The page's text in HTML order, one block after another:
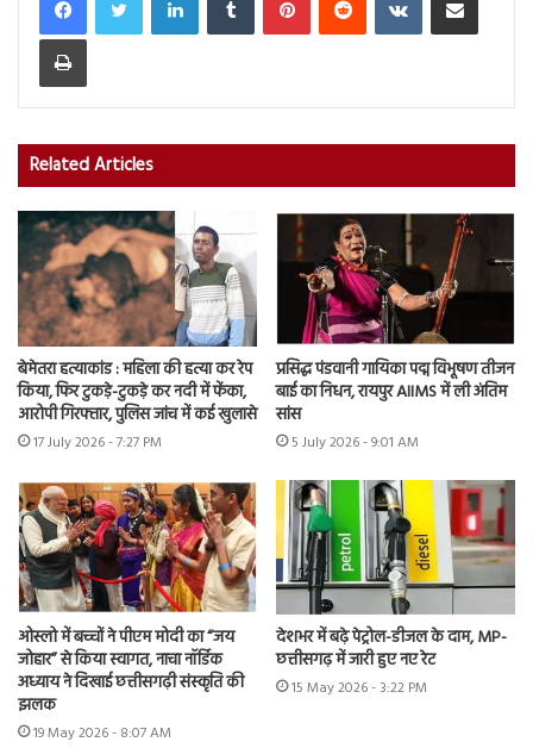
Print
Related Articles
बेमेतरा हत्याकांड : महिला की हत्या कर रेप
किया, फिर टुकड़े-टुकड़े कर नदी में फेंका,
आरोपी गिरफ्तार, पुलिस जांच में कई खुलासे
17 July 2026 - 7:27 PM
प्रसिद्ध पंडवानी गायिका पद्म विभूषण तीजन
बाई का निधन, रायपुर AIIMS में ली अंतिम
सांस
5 July 2026 - 9:01 AM
ओस्लो में बच्चों ने पीएम मोदी का “जय
जोहार” से किया स्वागत, नाचा नॉर्डिक
अध्याय ने दिखाई छत्तीसगढ़ी संस्कृति की
झलक
19 May 2026 - 8:07 AM
देशभर में बढ़े पेट्रोल-डीजल के दाम, MP-
छत्तीसगढ़ में जारी हुए नए रेट
15 May 2026 - 3:22 PM